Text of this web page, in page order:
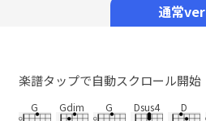
通常ver
楽譜タップで自動スクロール開始
G Gdim G Dsus4 D